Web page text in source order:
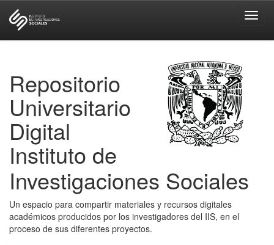
Repositorio
Universitario
Digital
Instituto de
Investigaciones Sociales
Un espacio para compartir materiales y recursos digitales
académicos producidos por los investigadores del IIS, en el
proceso de sus diferentes proyectos.